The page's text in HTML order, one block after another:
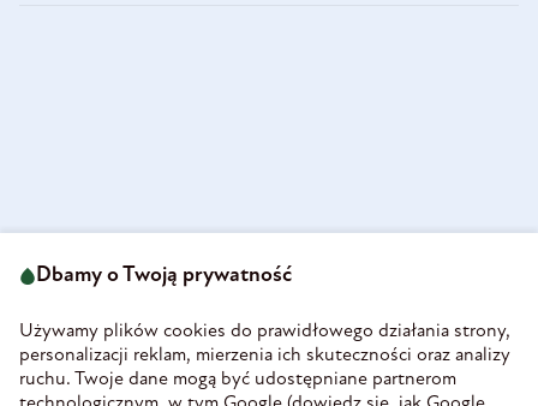
58-160 Świebodzice
REGON 890213034
INFORMACJE
Dbamy o Twoją prywatność
Używamy plików cookies do prawidłowego działania strony,
personalizacji reklam, mierzenia ich skuteczności oraz analizy
ruchu. Twoje dane mogą być udostępniane partnerom